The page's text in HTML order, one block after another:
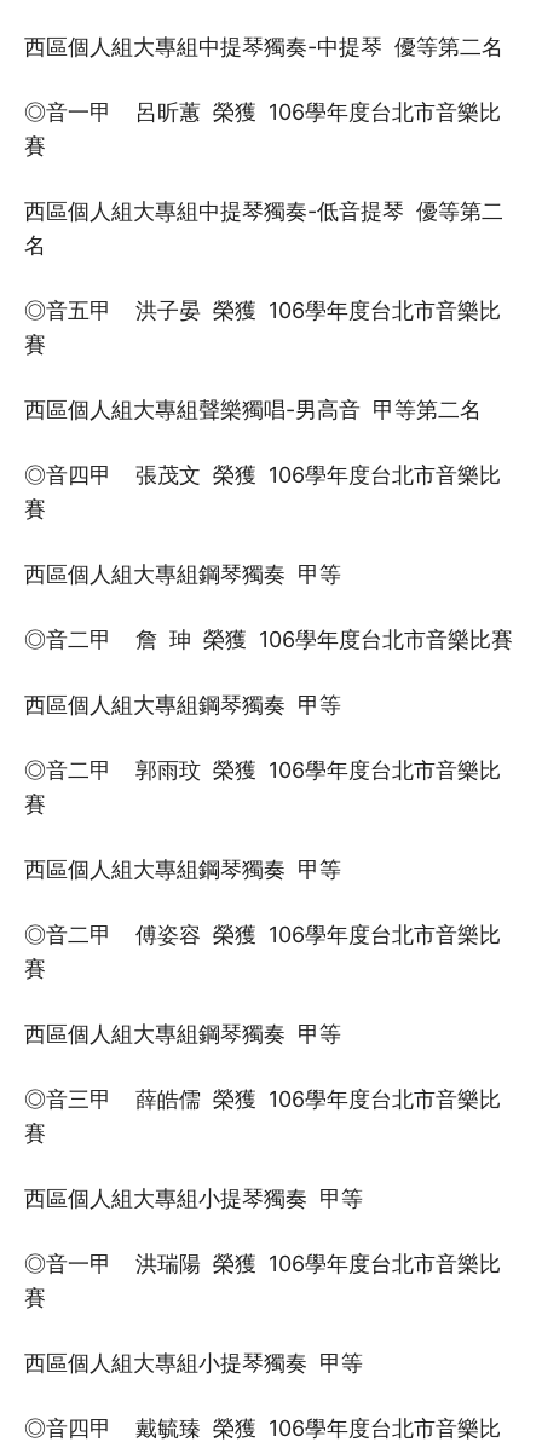
西區個人組大專組中提琴獨奏-中提琴 優等第二名
◎音一甲 呂昕蕙 榮獲 106學年度台北市音樂比
賽
西區個人組大專組中提琴獨奏-低音提琴 優等第二
名
◎音五甲 洪子晏 榮獲 106學年度台北市音樂比
賽
西區個人組大專組聲樂獨唱-男高音 甲等第二名
◎音四甲 張茂文 榮獲 106學年度台北市音樂比
賽
西區個人組大專組鋼琴獨奏 甲等
◎音二甲 詹 珅 榮獲 106學年度台北市音樂比賽
西區個人組大專組鋼琴獨奏 甲等
◎音二甲 郭雨玟 榮獲 106學年度台北市音樂比
賽
西區個人組大專組鋼琴獨奏 甲等
◎音二甲 傅姿容 榮獲 106學年度台北市音樂比
賽
西區個人組大專組鋼琴獨奏 甲等
◎音三甲 薛皓儒 榮獲 106學年度台北市音樂比
賽
西區個人組大專組小提琴獨奏 甲等
◎音一甲 洪瑞陽 榮獲 106學年度台北市音樂比
賽
西區個人組大專組小提琴獨奏 甲等
◎音四甲 戴毓臻 榮獲 106學年度台北市音樂比